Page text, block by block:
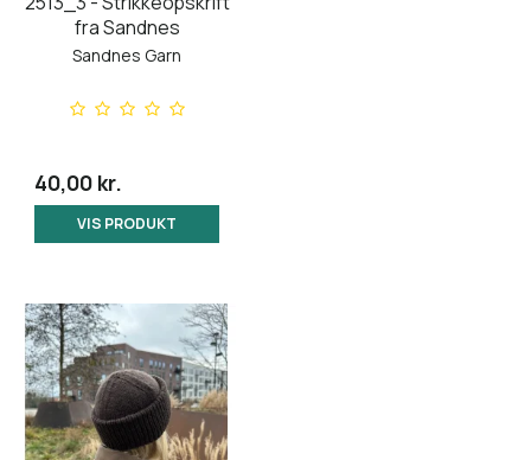
fra Sandnes
Sandnes Garn
40,00 kr.
VIS PRODUKT